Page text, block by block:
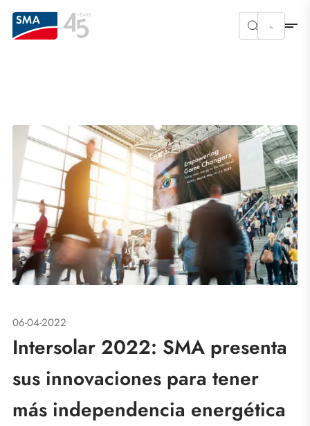
06-04-2022
Intersolar 2022: SMA presenta
sus innovaciones para tener
más independencia energética